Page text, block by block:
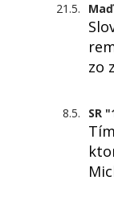
21.5.
zo
8.5. SR